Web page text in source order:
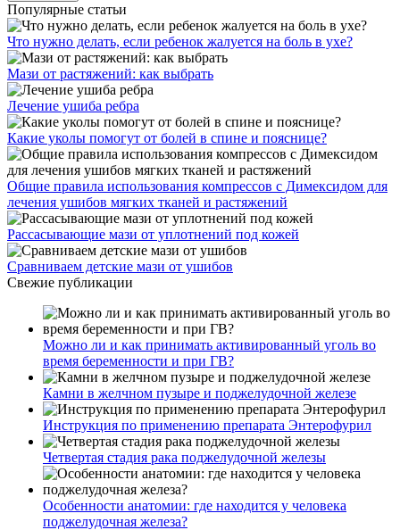
Популярные статьи
Что нужно делать, если ребенок жалуется на боль в ухе?
Мази от растяжений: как выбрать
Лечение ушиба ребра
Какие уколы помогут от болей в спине и пояснице?
Общие правила использования компрессов с Димексидом для
лечения ушибов мягких тканей и растяжений
Рассасывающие мази от уплотнений под кожей
Сравниваем детские мази от ушибов
Свежие публикации
Можно ли и как принимать активированный уголь во
время беременности и при ГВ?
Камни в желчном пузыре и поджелудочной железе
Инструкция по применению препарата Энтерофурил
Четвертая стадия рака поджелудочной железы
Особенности анатомии: где находится у человека
поджелудочная железа?